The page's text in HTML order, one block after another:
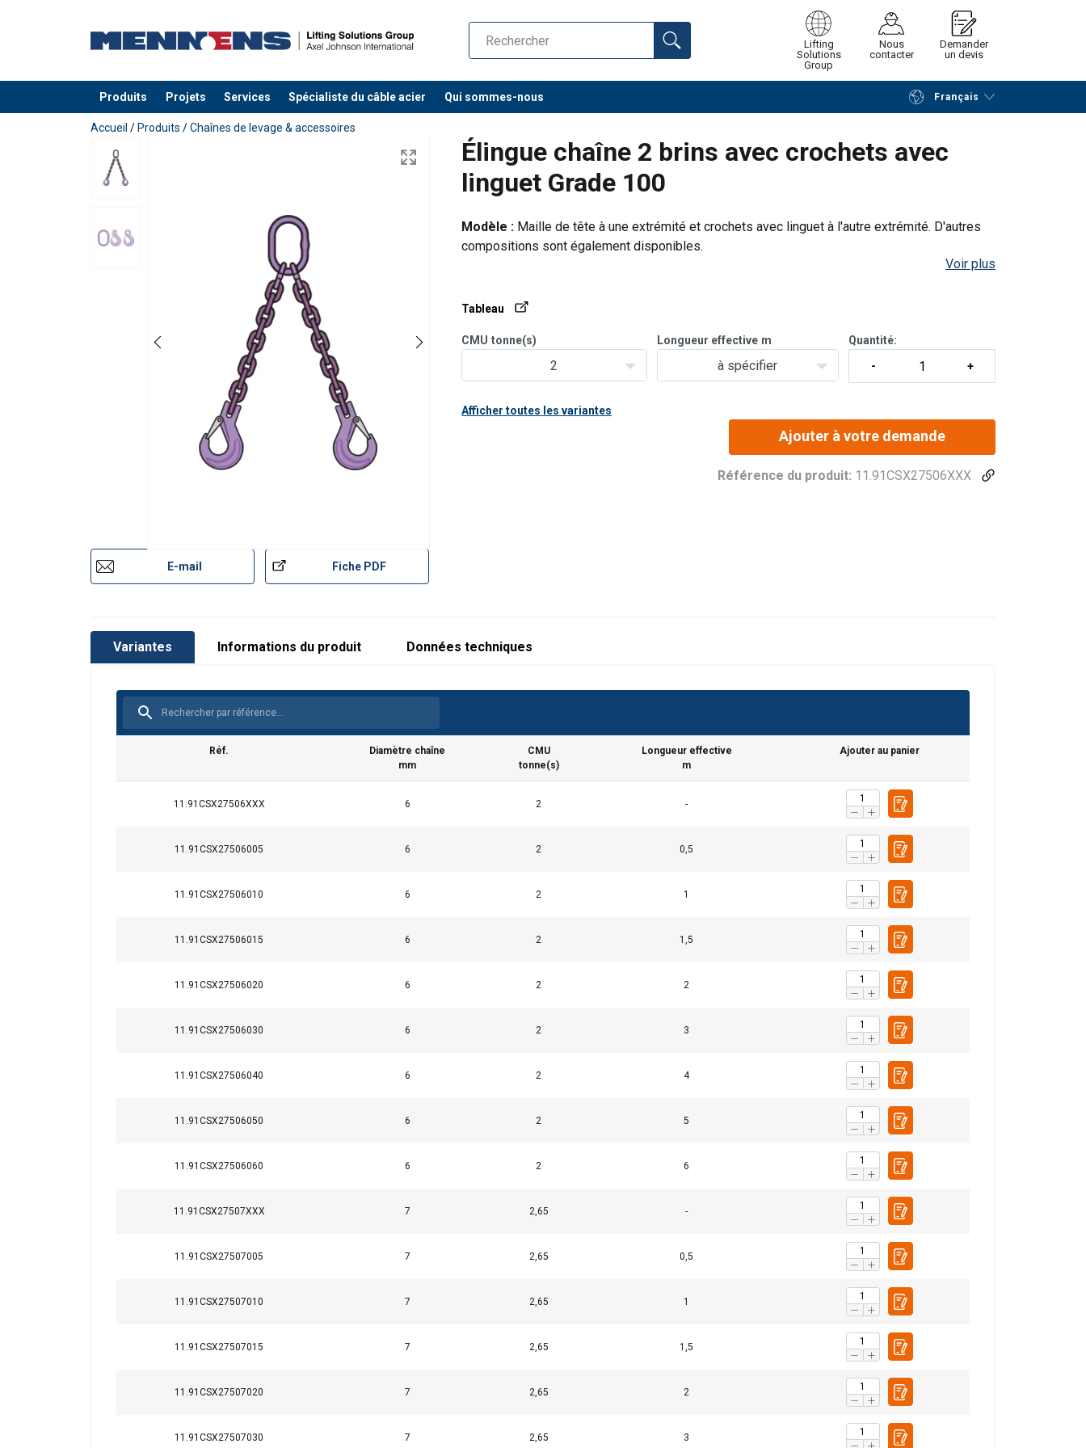
Lifting
Solutions
Group
Nous
contacter
Demander
un devis
Produits Projets Services Spécialiste du câble acier Qui sommes-nous Français
Ajouté au panier Poursuivre Envoyer demande
Accueil / Produits /Chaînes de levage & accessoires
Élingue chaîne 2 brins avec crochets avec
linguet Grade 100
E-mail Fiche PDF
Modèle : Maille de tête à une extrémité et crochets avec linguet à l'autre extrémité. D'autres
compositions sont également disponibles.
Attention !Ne pas soumettre à des traitements thermiques.
Voir plus
Tableau
CMU tonne(s)
2
Longueur effective m
à spécifier
Quantité:
Afficher toutes les variantes
Ajouter à votre demande
Référence du produit: 11.91CSX27506XXX
Variantes Informations du produit Données techniques
Réf.
Diamètre chaîne
mm
CMU
tonne(s)
Longueur effective
m
Ajouter au panier
11.91CSX27506XXX 6 2 -
11.91CSX27506005 6 2 0,5
11.91CSX27506010 6 2 1
11.91CSX27506015 6 2 1,5
11.91CSX27506020 6 2 2
11.91CSX27506030 6 2 3
11.91CSX27506040 6 2 4
11.91CSX27506050 6 2 5
11.91CSX27506060 6 2 6
11.91CSX27507XXX 7 2,65 -
11.91CSX27507005 7 2,65 0,5
11.91CSX27507010 7 2,65 1
11.91CSX27507015 7 2,65 1,5
11.91CSX27507020 7 2,65 2
11.91CSX27507030 7 2,65 3